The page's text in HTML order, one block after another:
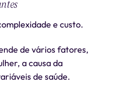
e custo.
de vários fatores,
a causa da
de saúde.